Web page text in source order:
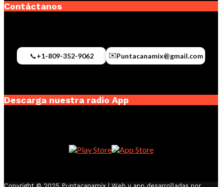
Contáctanos
📞+1-809-352-9062 ✉️Puntacanamix@gmail.com
Descarga nuestra radio App